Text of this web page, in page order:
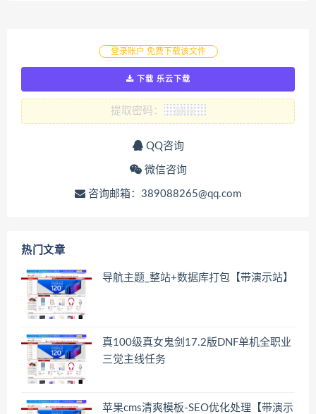
登录账户 免费下载该文件
下载 乐云下载
提取密码：
QQ咨询
微信咨询
咨询邮箱：389088265@qq.com
热门文章
导航主题_整站+数据库打包【带演示站】
真100级真女鬼剑17.2版DNF单机全职业
三觉主线任务
苹果cms清爽模板-SEO优化处理【带演示